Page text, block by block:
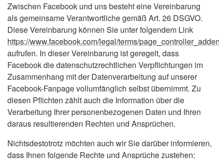
Zwischen Facebook und uns besteht eine Vereinbarung
als gemeinsame Verantwortliche gemäß Art. 26 DSGVO.
Diese Vereinbarung können Sie unter folgendem Link
https://www.facebook.com/legal/terms/
aufrufen. In dieser Vereinbarung ist geregelt, dass
Facebook die datenschutzrechtlichen Verpflichtungen im
Zusammenhang mit der Datenverarbeitung auf unserer
Facebook-Fanpage vollumfänglich selbst übernimmt. Zu
diesen Pflichten zählt auch die Information über die
Verarbeitung Ihrer personenbezogenen Daten und Ihren
daraus resultierenden Rechten und Ansprüchen.
Nichtsdestotrotz möchten auch wir Sie darüber informieren,
dass Ihnen folgende Rechte und Ansprüche zustehen: